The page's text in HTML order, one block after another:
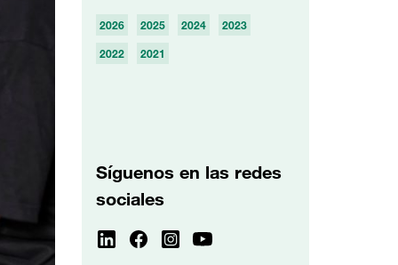
2026 2025 2024
2023
2022
2021
Síguenos en las redes
sociales